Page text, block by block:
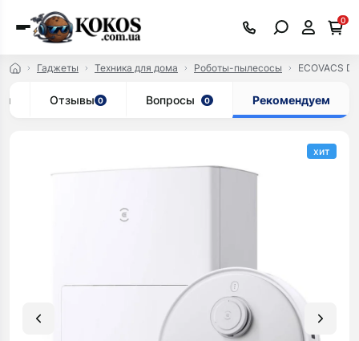
0
Гаджеты Техника для дома Роботы-пылесосы ECOVACS
Отзывы 0 Вопросы 0 Рекомендуем
хит